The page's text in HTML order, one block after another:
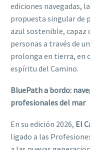
ediciones navegadas,
propuesta singular de
azul sostenible, capaz
personas a través de
prolonga en tierra, en
espíritu del Camino.
BluePath a bordo:
profesionales del mar
En su edición 2026, El
ligado a las